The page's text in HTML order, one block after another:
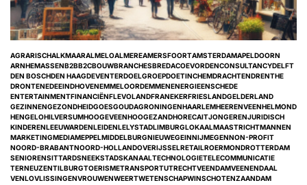
POSTED
IN
AGRARISCHALKMAARALMELOALMEREAMERSFOORTAMSTERDAMAPELDOORN
ARNHEMASSENB2BB2CBOUWBRANCHESBREDACOEVORDENCONSULTANCYDELFT
DEN BOSCHDEN HAAGDEVENTERDOELGROEPDOETINCHEMDRACHTENDRENTHE
DRONTENEDEEINDHOVENEMMELOORDEMMENENERGIEENSCHEDE
ENTERTAINMENTFINANCIËNFLEVOLANDFRANEKERFRIESLANDGELDERLAND
GEZINNENGEZONDHEIDGOESGOUDAGRONINGENHAARLEMHEERENVEENHELMOND
HENGELOHILVERSUMHOOGEVEENHOOGEZANDHORECAITJONGERENJURIDISCH
KINDERENLEEUWARDENLEIDENLELYSTADLIMBURGLOKAALMAASTRICHTMANNEN
MARKETINGMEDIAMEPPELMIDDELBURGNIEUWEGEINNIJMEGENNON-PROFIT
NOORD-BRABANTNOORD-HOLLANDOVERIJSSELRETAILROERMONDROTTERDAM
SENIORENSITTARDSNEEKSTADSKANAALTECHNOLOGIETELECOMMUNICATIE
TERNEUZENTILBURGTOERISMETRANSPORTUTRECHTVEENDAMVEENENDAAL
VENLOVLISSINGENVROUWENWEERTWETENSCHAPWINSCHOTENZAANDAM